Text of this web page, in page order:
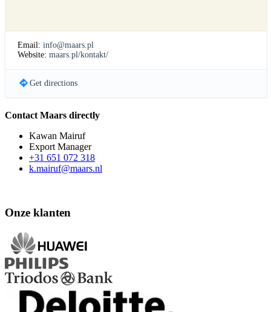
Email: info@maars.pl
Website: maars.pl/kontakt/
Get directions
Contact Maars directly
Kawan Mairuf
Export Manager
+31 651 072 318
k.mairuf@maars.nl
Onze klanten